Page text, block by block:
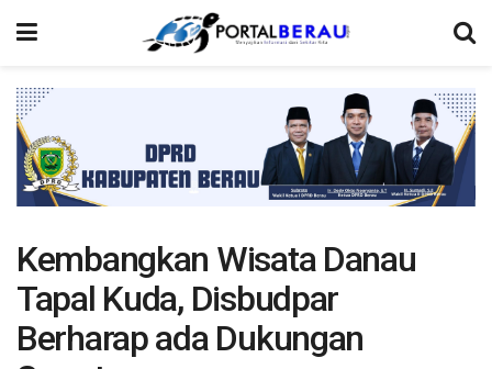
Kembangkan Wisata Danau
Tapal Kuda, Disbudpar
Berharap ada Dukungan